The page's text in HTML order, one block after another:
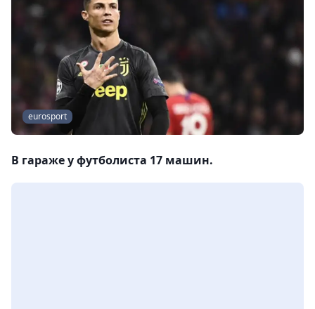
eurosport
В гараже у футболиста 17 машин.